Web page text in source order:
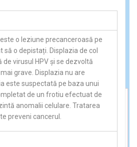
o leziune precanceroasă pe
o depistați. Displazia de col
virusul HPV și se dezvoltă
grave. Displazia nu are
este suspectată pe baza unui
de un frotiu efectuat de
anomalii celulare. Tratarea
preveni cancerul.